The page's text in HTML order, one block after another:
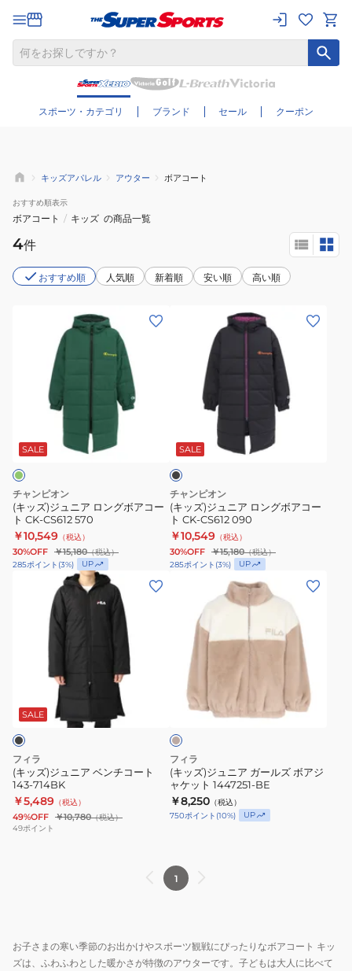
スポーツ・カテゴリ ブランド セール クーポン
さらに絞り込む
キッズアパレル アウター ボアコート
おすすめ順表示
ボアコート / キッズ の商品一覧
4件
おすすめ順 人気順 新着順 安い順 高い順
ロ
ン
グ
ボ
ア
コ
ー
SALE
チャンピオン
(キッズ)ジュニア ロングボアコー
ト CK-CS612 570
￥10,549 （税込）
30%OFF ￥15,180（税込）
285ポイント (3%) UP
ロ
ン
グ
ボ
ア
コ
ー
CS612
SALE
ブ
ッ
チャンピオン
(キッズ)ジュニア ロングボアコー
ト CK-CS612 090
￥10,549 （税込）
30%OFF ￥15,180（税込）
285ポイント (3%) UP
ベ
ン
チ
コ
ー
ト
143-
SALE
フィラ
(キッズ)ジュニア ベンチコート
143-714BK
￥5,489 （税込）
49%OFF ￥10,780（税込）
49ポイント
ー
ル
ズ
ボ
ア
ケ
ッ
BE
ベ
ジ
ュ
フィラ
(キッズ)ジュニア ガールズ ボアジ
ャケット 1447251-BE
￥8,250 （税込）
750ポイント (10%) UP
1
お子さまの寒い季節のお出かけやスポーツ観戦にぴったりなボアコート キッ
ズは、ふわふわとした暖かさが特徴のアウターです。子どもは大人に比べて